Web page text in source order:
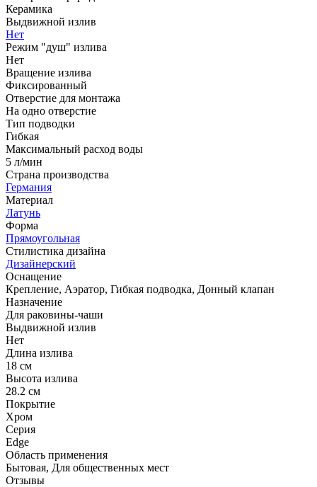
Керамика
Выдвижной излив
Нет
Режим "душ" излива
Нет
Вращение излива
Фиксированный
Отверстие для монтажа
На одно отверстие
Тип подводки
Гибкая
Максимальный расход воды
5 л/мин
Страна производства
Германия
Материал
Латунь
Форма
Прямоугольная
Стилистика дизайна
Дизайнерский
Оснащение
Крепление, Аэратор, Гибкая подводка, Донный клапан
Назначение
Для раковины-чаши
Выдвижной излив
Нет
Длина излива
18 см
Высота излива
28.2 см
Покрытие
Хром
Серия
Edge
Область применения
Бытовая, Для общественных мест
Отзывы